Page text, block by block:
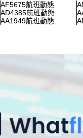
AF5675航班動態
AD4385航班動態
AA1949航班動態